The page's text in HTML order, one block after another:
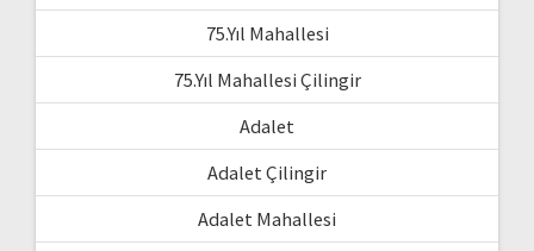
75.Yıl Mahallesi
75.Yıl Mahallesi Çilingir
Adalet
Adalet Çilingir
Adalet Mahallesi